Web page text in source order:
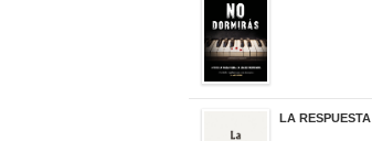
LA RESPUESTA